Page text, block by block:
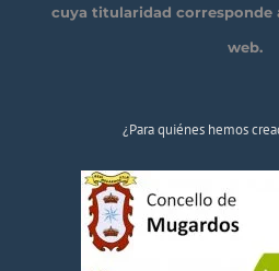
cuya titularidad corresponde
web.
¿Para quiénes hemos